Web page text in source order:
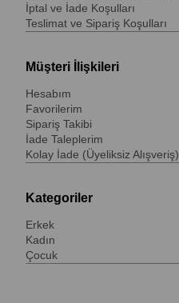
İptal ve İade Koşulları
Teslimat ve Sipariş Koşulları
Müşteri İlişkileri
Hesabım
Favorilerim
Sipariş Takibi
İade Taleplerim
Kolay İade (Üyeliksiz Alışveriş)
Kategoriler
Erkek
Kadın
Çocuk